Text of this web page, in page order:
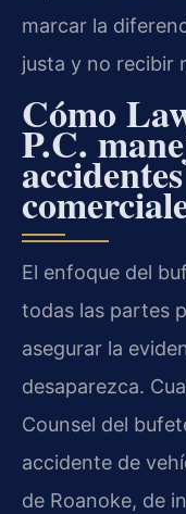
marcar la
justa y no recibir
Cómo
P.C.
El enfoque del
todas las partes
asegurar la
desaparezca.
Counsel del
accidente de
de Roanoke, de